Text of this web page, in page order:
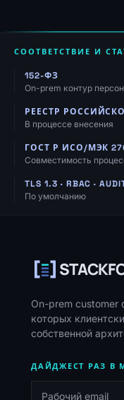
СООТВЕТСТВИЕ И
152-ФЗ
On-prem контур
РЕЕСТР
В процессе внесения
ГОСТ Р ИСО/МЭК
Совместимость
TLS 1.3 · RBAC ·
По умолчанию
On-prem customer
которых
собственной
ДАЙДЖЕСТ РАЗ В